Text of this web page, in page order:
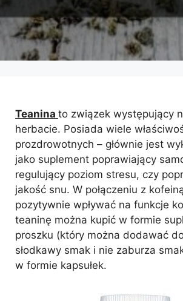
Teanina to związek występujący
herbacie. Posiada wiele
prozdrowotnych – głównie jest
jako suplement poprawiający
regulujący poziom stresu, czy
jakość snu. W połączeniu z
pozytywnie wpływać na funkcje
teaninę można kupić w formie
proszku (który można dodawać
słodkawy smak i nie zaburza
w formie kapsułek.